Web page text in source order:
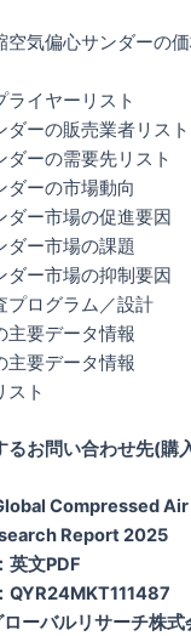
空気偏心サンダーの
ライヤーリスト
ダーの販売業者リスト
ダーの需要先リスト
ダーの市場動向
ダー市場の促進要因
ダー市場の課題
ダー市場の抑制要因
プログラム／設計
主要データ情報
主要データ情報
スト
るお問い合わせ先(購
Compressed
Report 2025
英文PDF
QYR24MKT111487
ーバルリサーチ株式